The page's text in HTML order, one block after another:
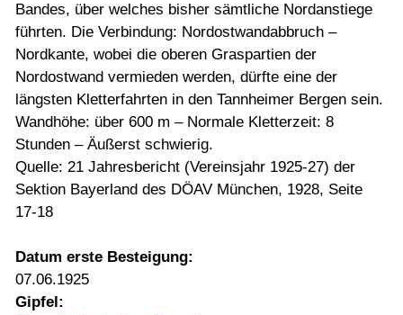
Bandes, über welches bisher sämtliche Nordanstiege
führten. Die Verbindung: Nordostwandabbruch –
Nordkante, wobei die oberen Graspartien der
Nordostwand vermieden werden, dürfte eine der
längsten Kletterfahrten in den Tannheimer Bergen sein.
Wandhöhe: über 600 m – Normale Kletterzeit: 8
Stunden – Äußerst schwierig.
Quelle: 21 Jahresbericht (Vereinsjahr 1925-27) der
Sektion Bayerland des DÖAV München, 1928, Seite
17-18
Datum erste Besteigung:
07.06.1925
Gipfel: